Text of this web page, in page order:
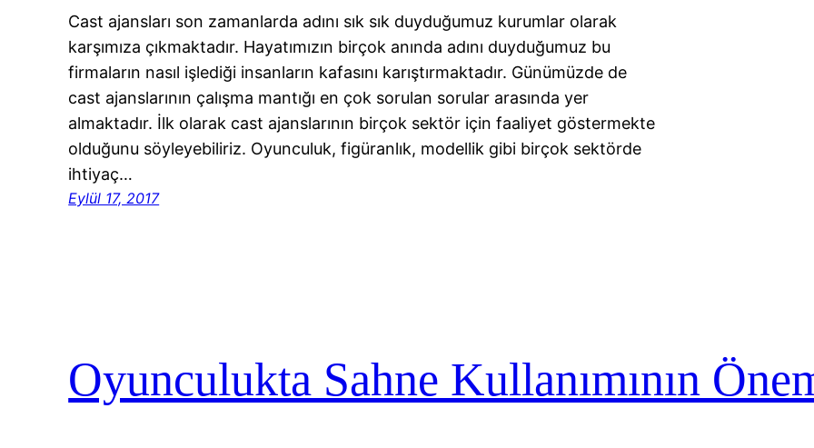
Cast ajansları son zamanlarda adını sık sık duyduğumuz kurumlar olarak
karşımıza çıkmaktadır. Hayatımızın birçok anında adını duyduğumuz bu
firmaların nasıl işlediği insanların kafasını karıştırmaktadır. Günümüzde de
cast ajanslarının çalışma mantığı en çok sorulan sorular arasında yer
almaktadır. İlk olarak cast ajanslarının birçok sektör için faaliyet göstermekte
olduğunu söyleyebiliriz. Oyunculuk, figüranlık, modellik gibi birçok sektörde
ihtiyaç…
Eylül 17, 2017
Oyunculukta Sahne Kullanımının